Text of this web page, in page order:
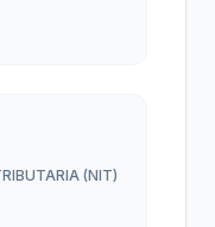
(NIT)